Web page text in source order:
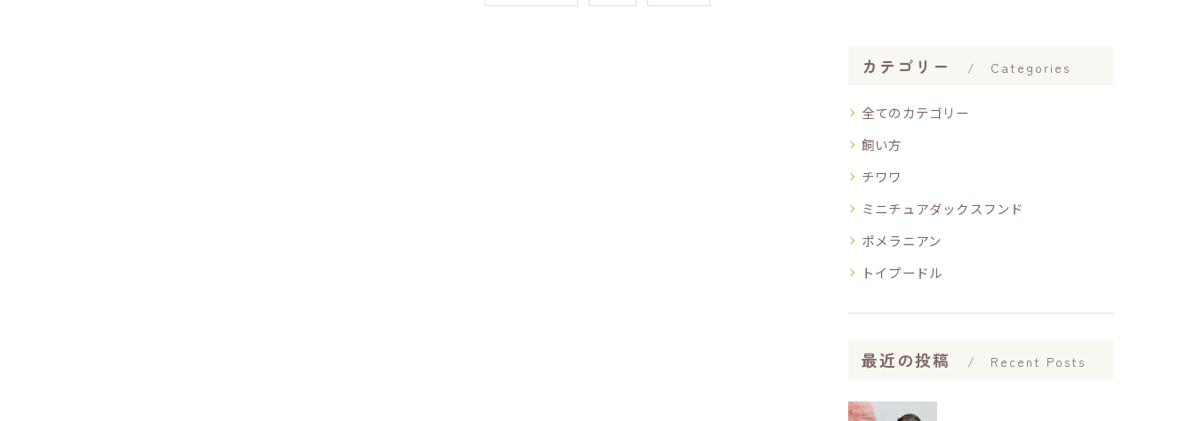
カテゴリー Categories
全てのカテゴリー
飼い方
チワワ
ミニチュアダックスフンド
ポメラニアン
トイプードル
最近の投稿 Recent Posts